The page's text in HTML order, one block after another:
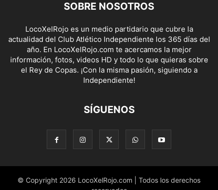
SOBRE NOSOTROS
LocoXelRojo es un medio partidario que cubre la
actualidad del Club Atlético Independiente los 365 días del
año. En LocoXelRojo.com te acercamos la mejor
información, fotos, videos HD y todo lo que quieras sobre
el Rey de Copas. ¡Con la misma pasión, siguiendo a
Independiente!
SÍGUENOS
© Copyright 2026 LocoXelRojo.com | Todos los derechos